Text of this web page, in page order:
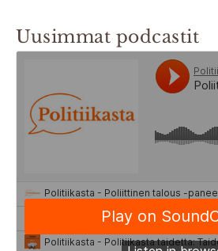
Uusimmat podcastit